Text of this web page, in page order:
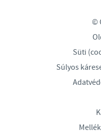
©
Süti
Súlyos